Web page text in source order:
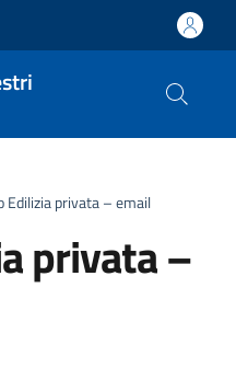
Edilizia privata – email
privata –